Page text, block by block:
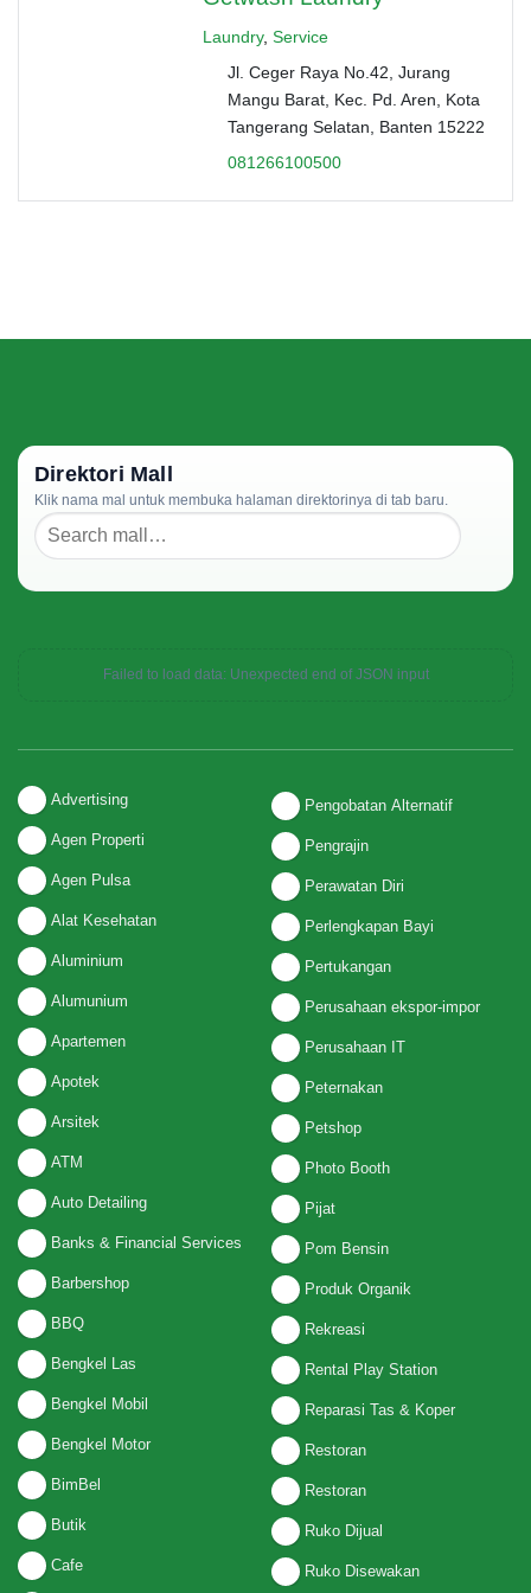
Laundry, Service
Jl. Ceger Raya No.42, Jurang
Mangu Barat, Kec. Pd. Aren, Kota
Tangerang Selatan, Banten 15222
081266100500
Direktori Mall
Klik nama mal untuk membuka halaman direktorinya di tab baru.
Failed to load data: Unexpected end of JSON input
Advertising
Agen Properti
Agen Pulsa
Alat Kesehatan
Aluminium
Alumunium
Apartemen
Apotek
Arsitek
ATM
Auto Detailing
Banks & Financial Services
Barbershop
BBQ
Bengkel Las
Bengkel Mobil
Bengkel Motor
BimBel
Butik
Cafe
Pengobatan Alternatif
Pengrajin
Perawatan Diri
Perlengkapan Bayi
Pertukangan
Perusahaan ekspor-impor
Perusahaan IT
Peternakan
Petshop
Photo Booth
Pijat
Pom Bensin
Produk Organik
Rekreasi
Rental Play Station
Reparasi Tas & Koper
Restoran
Restoran
Ruko Dijual
Ruko Disewakan